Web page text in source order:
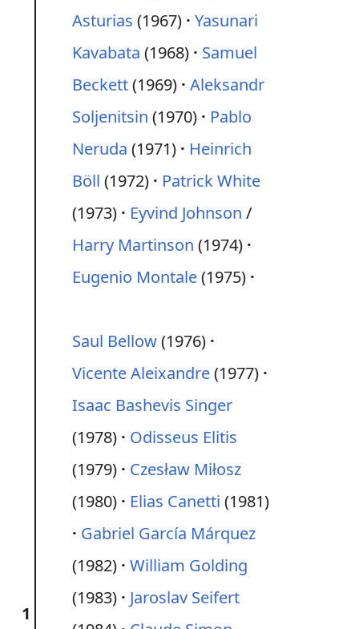
Asturias (1967) Yasunari
Kavabata (1968)
Samuel
Beckett(1969) Aleksandr
Soljenitsin (1970)
Pablo
Neruda (1971)
Heinrich
Böll (1972)
Patrick White
(1973)
Eyvind Johnson /
Harry Martinson (1974)
Eugenio Montale(1975)
1
Saul Bellow(1976)
Vicente Aleixandre(1977)
Isaac Bashevis Singer
(1978)
Odisseus Elitis
(1979)
Czesław Miłosz
(1980)
Elias Canetti (1981)
Gabriel García Márquez
(1982) William Golding
(1983)
Jaroslav Seifert